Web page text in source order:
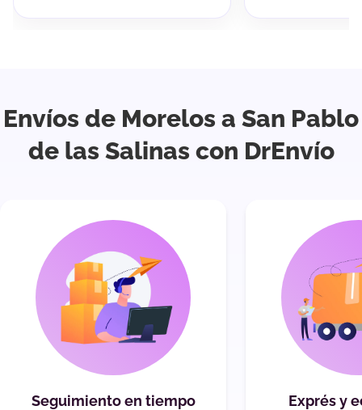
Envíos de Morelos a San Pablo
de las Salinas con DrEnvío
Seguimiento en tiempo
Exprés y